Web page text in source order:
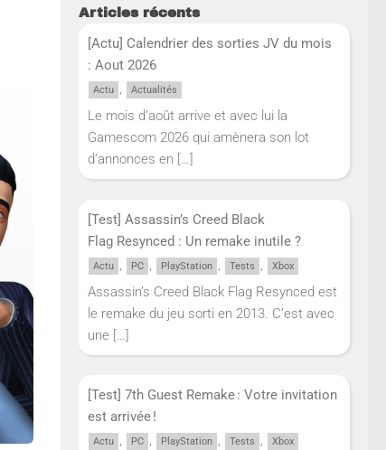
Articles récents
[Actu] Calendrier des sorties JV du mois
: Aout 2026
Actu , Actualités
Le mois d’août arrive et avec lui la
Gamescom 2026 qui amènera son lot
d’annonces en […]
[Test] Assassin’s Creed Black
Flag Resynced : Un remake inutile ?
Actu , PC , PlayStation , Tests , Xbox
Assassin’s Creed Black Flag Resynced est
le remake du jeu sorti en 2013. C’est avec
une […]
[Test] 7th Guest Remake : Votre invitation
est arrivée !
Actu , PC , PlayStation , Tests , Xbox